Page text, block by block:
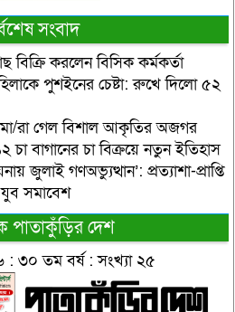
সংবাদ
বিক্রি করলেন বিসিক কর্মকর্তা
পুশইনের চেষ্টা: রুখে দিলো ৫২
রা গেল বিশাল আকৃতির অজগর
চা বাগানের চা বিক্রয়ে নতুন ইতিহাস
জুলাই গণঅভ্যুত্থান’: প্রত্যাশা-প্রাপ্তি
সমাবেশ
পাতাকুঁড়ির দেশ
৩০ তম বর্ষ : সংখ্যা ২৫